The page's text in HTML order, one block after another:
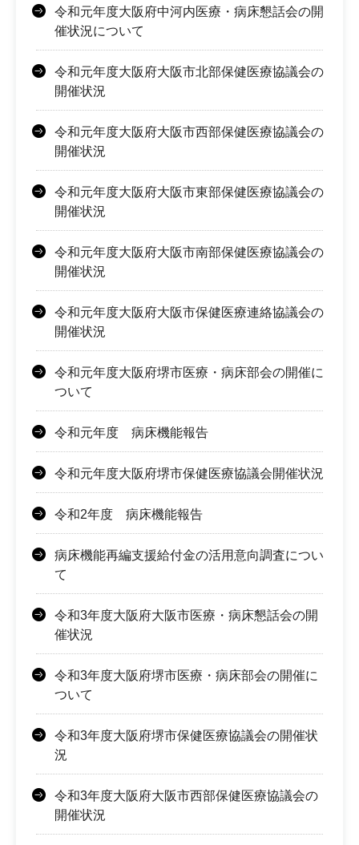
令和元年度大阪府中河内医療・病床懇話会の開
催状況について
令和元年度大阪府大阪市北部保健医療協議会の
開催状況
令和元年度大阪府大阪市西部保健医療協議会の
開催状況
令和元年度大阪府大阪市東部保健医療協議会の
開催状況
令和元年度大阪府大阪市南部保健医療協議会の
開催状況
令和元年度大阪府大阪市保健医療連絡協議会の
開催状況
令和元年度大阪府堺市医療・病床部会の開催に
ついて
令和元年度 病床機能報告
令和元年度大阪府堺市保健医療協議会開催状況
令和2年度 病床機能報告
病床機能再編支援給付金の活用意向調査につい
て
令和3年度大阪府大阪市医療・病床懇話会の開
催状況
令和3年度大阪府堺市医療・病床部会の開催に
ついて
令和3年度大阪府堺市保健医療協議会の開催状
況
令和3年度大阪府大阪市西部保健医療協議会の
開催状況